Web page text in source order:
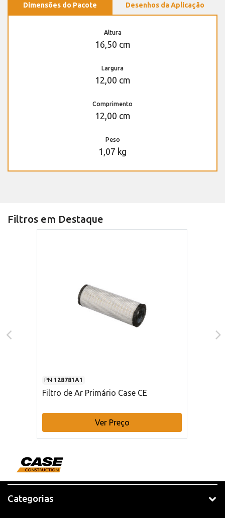
Dimensões do Pacote Desenhos da Aplicação
Altura
16,50 cm
Largura
12,00 cm
Comprimento
12,00 cm
Peso
1,07 kg
Filtros em Destaque
PN 128781A1
Filtro de Ar Primário Case CE
Ver Preço
Categorias